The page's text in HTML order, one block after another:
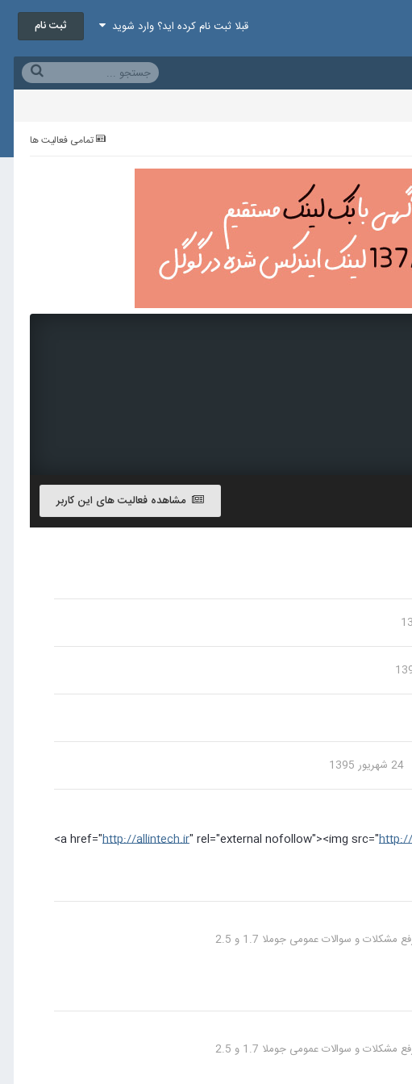
قبلا ثبت نام کرده اید؟ وارد شوید ثبت نام
تمامی فعالیت ها
مشاهده فعالیت های این کاربر
24 شهریور 1395
http://allintech.ir" rel="external nofollow"><img src="
مشکلات و سوالات عمومی جوملا 1.7 و 2.5
مشکلات و سوالات عمومی جوملا 1.7 و 2.5